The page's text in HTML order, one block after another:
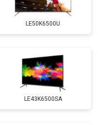
LE50K6500U
LE43K6500SA